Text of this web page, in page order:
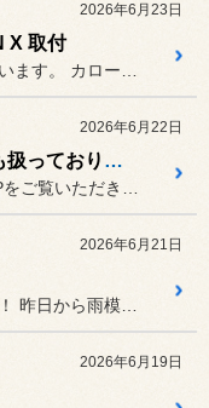
2026年6月23日
X 取付
2026年6月22日
お手頃価格のホイールも扱っております！！
2026年6月21日
2026年6月19日